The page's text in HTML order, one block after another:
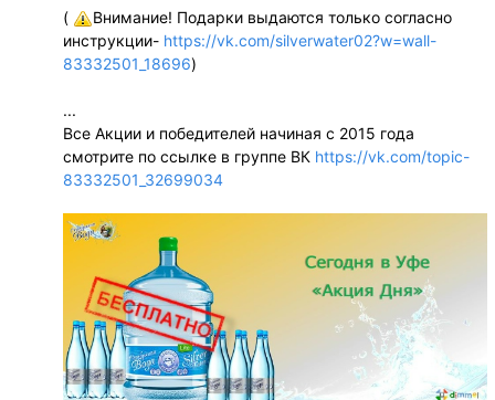
(
Внимание! Подарки выдаются только согласно
инструкции- https://vk.com/silverwater02?w=wall-
83332501_18696)
...
Все Акции и победителей начиная с 2015 года
смотрите по ссылке в группе ВК https://vk.com/topic-
83332501_32699034